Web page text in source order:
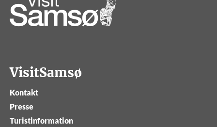
VisitSamsø
Kontakt
Presse
Turistinformation